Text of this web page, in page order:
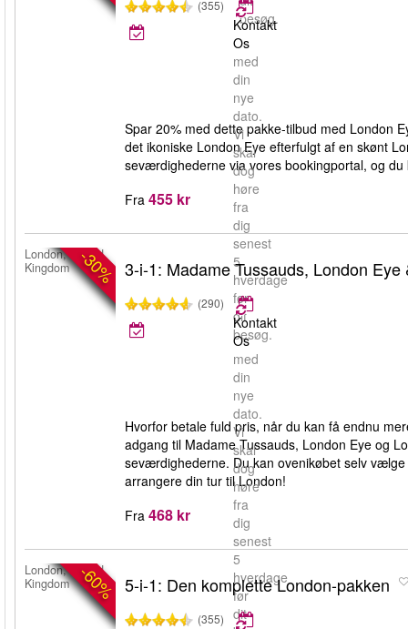
besøg.
(355)
Kontakt
Os
med
din
nye
dato.
Vi
skal
dog
høre
fra
dig
senest
5
hverdage
før
dit
besøg.
Spar 20% med dette pakke-tilbud med London
det ikoniske London Eye efterfulgt af en skønt
seværdighederne via vores bookingportal, og
Fra 455 kr
-30%
London, United
Kingdom
3-i-1: Madame Tussauds, London Eye
(290)
Kontakt
Os
med
din
nye
dato.
Vi
skal
dog
høre
fra
dig
senest
5
hverdage
før
dit
Hvorfor betale fuld pris, når du kan få endnu
adgang til Madame Tussauds, London Eye og
seværdighederne. Du kan ovenikøbet selv
arrangere din tur til London!
Fra 468 kr
-60%
London, United
Kingdom
5-i-1: Den komplette London-pakken
(355)